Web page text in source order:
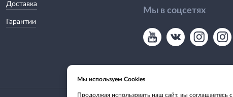
Доставка
Гарантии
Мы в соцсетях
Мы используем Cookies
Продолжая использовать наш сайт, вы соглашаетесь с